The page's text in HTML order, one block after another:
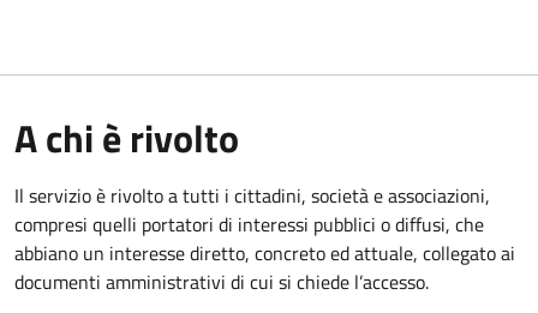
A chi è rivolto
Il servizio è rivolto a tutti i cittadini, società e associazioni,
compresi quelli portatori di interessi pubblici o diffusi, che
abbiano un interesse diretto, concreto ed attuale, collegato ai
documenti amministrativi di cui si chiede l’accesso.